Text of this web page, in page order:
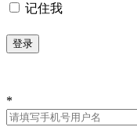
记住我
登录
*